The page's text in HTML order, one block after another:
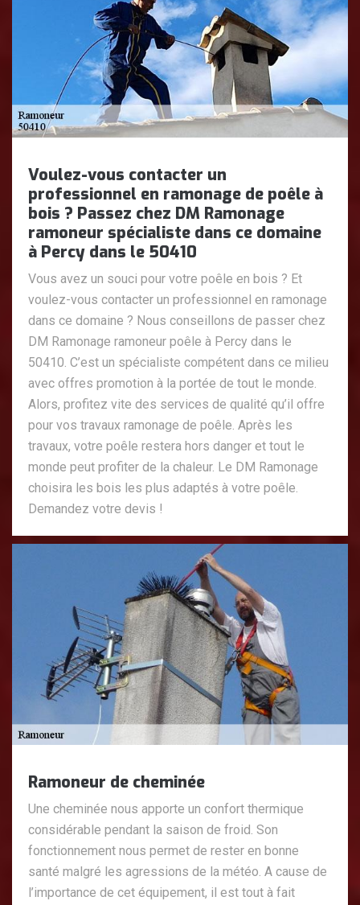
Voulez-vous contacter un
professionnel en ramonage de poêle à
bois ? Passez chez DM Ramonage
ramoneur spécialiste dans ce domaine
à Percy dans le 50410
Vous avez un souci pour votre poêle en bois ? Et
voulez-vous contacter un professionnel en ramonage
dans ce domaine ? Nous conseillons de passer chez
DM Ramonage ramoneur poêle à Percy dans le
50410. C’est un spécialiste compétent dans ce milieu
avec offres promotion à la portée de tout le monde.
Alors, profitez vite des services de qualité qu’il offre
pour vos travaux ramonage de poêle. Après les
travaux, votre poêle restera hors danger et tout le
monde peut profiter de la chaleur. Le DM Ramonage
choisira les bois les plus adaptés à votre poêle.
Demandez votre devis !
Ramoneur de cheminée
Une cheminée nous apporte un confort thermique
considérable pendant la saison de froid. Son
fonctionnement nous permet de rester en bonne
santé malgré les agressions de la météo. A cause de
l’importance de cet équipement, il est tout à fait